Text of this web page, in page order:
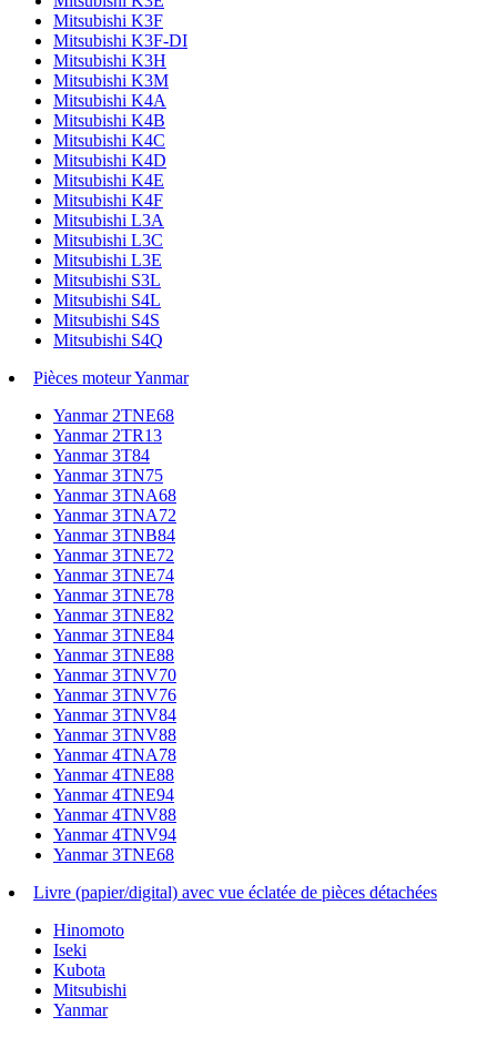
Mitsubishi K3F
Mitsubishi K3F-DI
Mitsubishi K3H
Mitsubishi K3M
Mitsubishi K4A
Mitsubishi K4B
Mitsubishi K4C
Mitsubishi K4D
Mitsubishi K4E
Mitsubishi K4F
Mitsubishi L3A
Mitsubishi L3C
Mitsubishi L3E
Mitsubishi S3L
Mitsubishi S4L
Mitsubishi S4S
Mitsubishi S4Q
Pièces moteur Yanmar
Yanmar 2TNE68
Yanmar 2TR13
Yanmar 3T84
Yanmar 3TN75
Yanmar 3TNA68
Yanmar 3TNA72
Yanmar 3TNB84
Yanmar 3TNE72
Yanmar 3TNE74
Yanmar 3TNE78
Yanmar 3TNE82
Yanmar 3TNE84
Yanmar 3TNE88
Yanmar 3TNV70
Yanmar 3TNV76
Yanmar 3TNV84
Yanmar 3TNV88
Yanmar 4TNA78
Yanmar 4TNE88
Yanmar 4TNE94
Yanmar 4TNV88
Yanmar 4TNV94
Yanmar 3TNE68
Livre (papier/digital) avec vue éclatée de pièces détachées
Hinomoto
Iseki
Kubota
Mitsubishi
Yanmar